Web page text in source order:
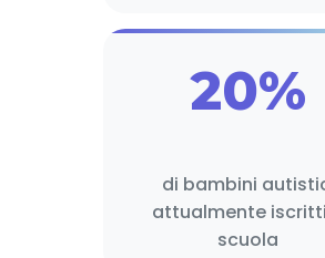
20%
di bambini
attualmente
scuola